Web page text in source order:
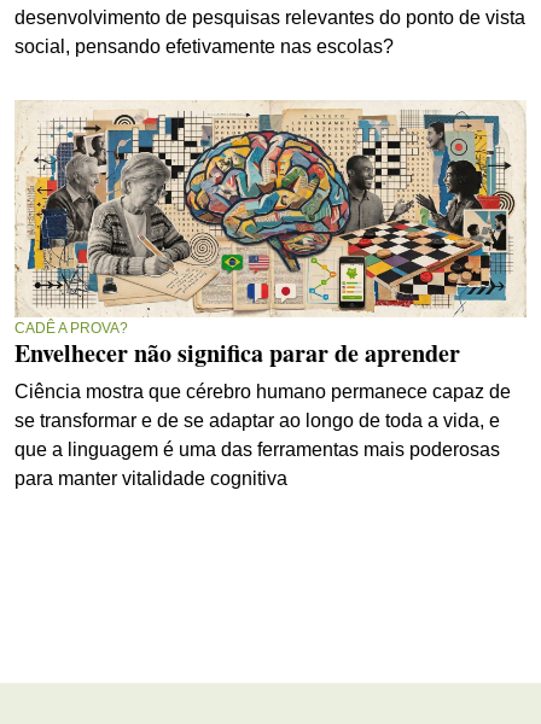
desenvolvimento de pesquisas relevantes do ponto de vista
social, pensando efetivamente nas escolas?
CADÊ A PROVA?
Envelhecer não significa parar de aprender
Ciência mostra que cérebro humano permanece capaz de
se transformar e de se adaptar ao longo de toda a vida, e
que a linguagem é uma das ferramentas mais poderosas
para manter vitalidade cognitiva